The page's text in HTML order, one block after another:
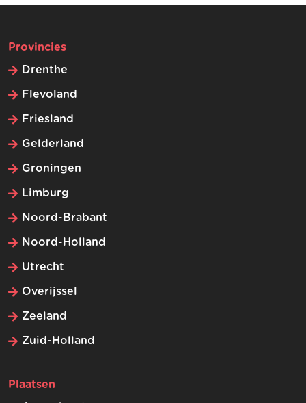
Provincies
Drenthe
Flevoland
Friesland
Gelderland
Groningen
Limburg
Noord-Brabant
Noord-Holland
Utrecht
Overijssel
Zeeland
Zuid-Holland
Plaatsen